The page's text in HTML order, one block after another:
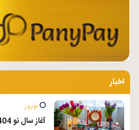
اخبار
نوروز
آغاز سال نو 1404 مبارک